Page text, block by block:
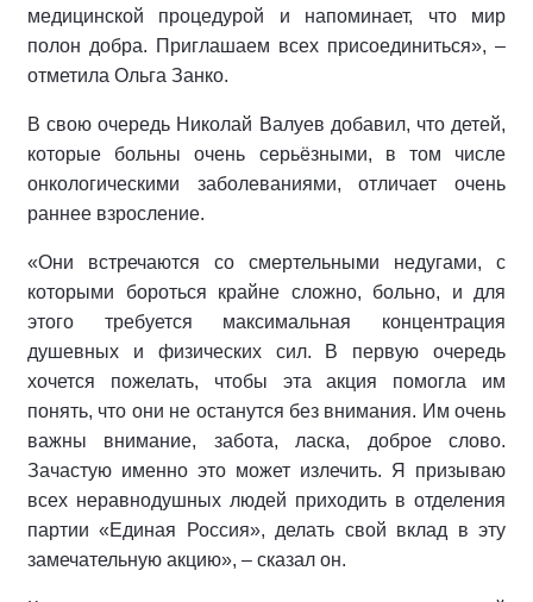
медицинской процедурой и напоминает, что мир
полон добра. Приглашаем всех присоединиться», –
отметила Ольга Занко.
В свою очередь Николай Валуев добавил, что детей,
которые больны очень серьёзными, в том числе
онкологическими заболеваниями, отличает очень
раннее взросление.
«Они встречаются со смертельными недугами, с
которыми бороться крайне сложно, больно, и для
этого требуется максимальная концентрация
душевных и физических сил. В первую очередь
хочется пожелать, чтобы эта акция помогла им
понять, что они не останутся без внимания. Им очень
важны внимание, забота, ласка, доброе слово.
Зачастую именно это может излечить. Я призываю
всех неравнодушных людей приходить в отделения
партии «Единая Россия», делать свой вклад в эту
замечательную акцию», – сказал он.